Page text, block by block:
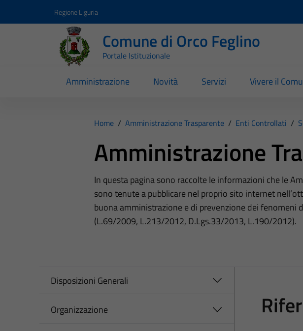
Regione Liguria
Comune di Orco Feglino
Portale Istituzionale
Amministrazione Novità Servizi Vivere il
Home / Amministrazione Trasparente / Enti Controllati /
Amministrazione
In questa pagina sono raccolte le informazioni che le
sono tenute a pubblicare nel proprio sito internet
buona amministrazione e di prevenzione dei fenomeni
(L.69/2009, L.213/2012, D.Lgs.33/2013, L.190/2012).
Disposizioni Generali
Organizzazione